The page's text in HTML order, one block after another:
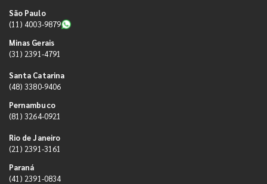
São Paulo
(11) 4003-9879
Minas Gerais
(31) 2391-4791
Santa Catarina
(48) 3380-9406
Pernambuco
(81) 3264-0921
Rio de Janeiro
(21) 2391-3161
Paraná
(41) 2391-0834